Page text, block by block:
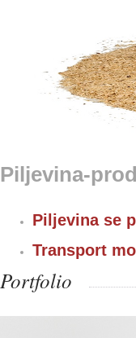
Piljevina-
Piljevina se
Transport
Portfolio